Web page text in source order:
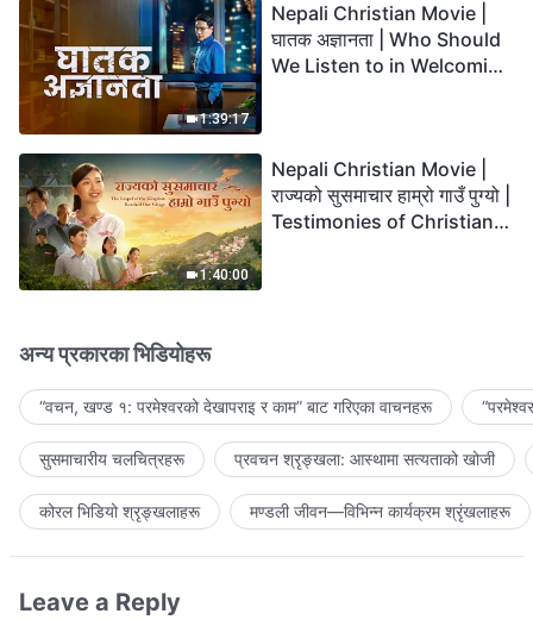
1:39:17
Nepali Christian Movie |
घातक अज्ञानता | Who Should
We Listen to in Welcoming
1:40:00
Nepali Christian Movie |
राज्यको सुसमाचार हाम्रो गाउँ पुग्यो |
Testimonies of Christians
अन्य प्रकारका भिडियोहरू
“वचन, खण्ड १: परमेश्‍वरको देखापराइ र काम” बाट गरिएका वाचनहरू
सुसमाचारीय चलचित्रहरू प्रवचन श्रृङ्खला: आस्थामा सत्यताको खोजी
कोरल भिडियो श्रृङ्खलाहरू मण्डली जीवन—विभिन्‍न कार्यक्रम श्रृंखलाहरू
Leave a Reply